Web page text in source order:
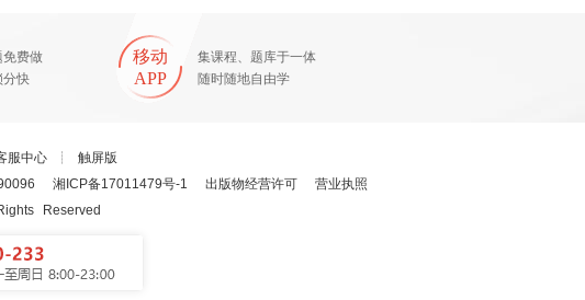
免费做
分快
移动
APP
集课程、题库于一体
随时随地自由学
服中心 ┊ 触屏版
湘ICP备17011479号-1 出版物经营许可
营业执照
Reserved